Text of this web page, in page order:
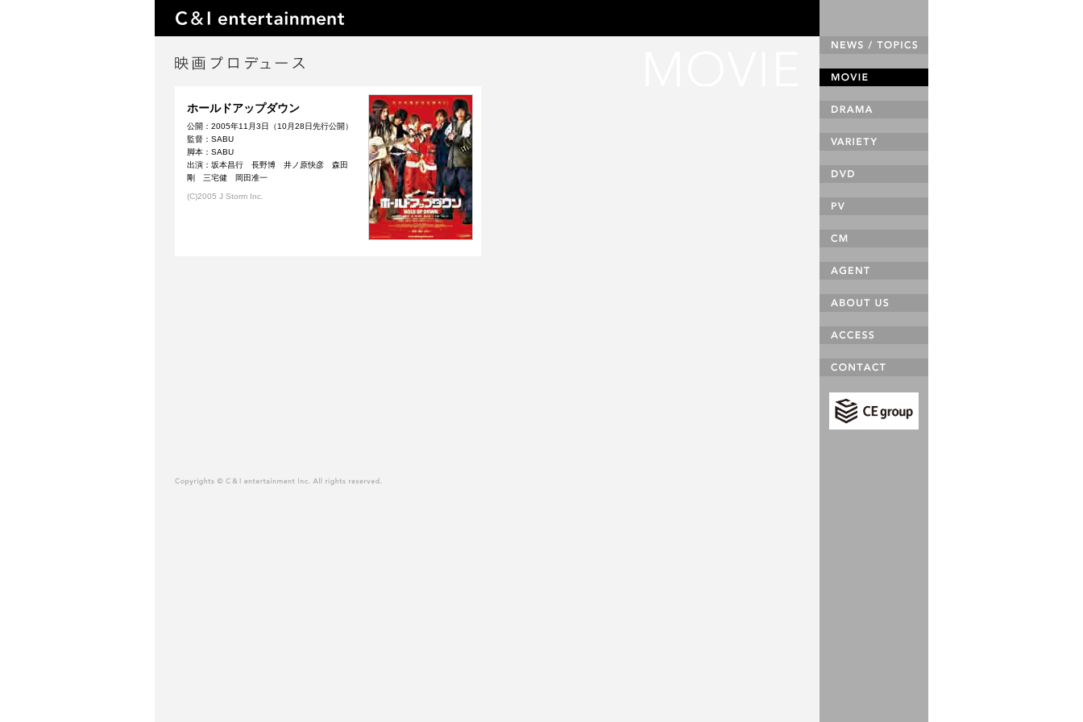
ホールドアップダウン
公開：2005年11月3日（10月28日先行公開）
監督：SABU
脚本：SABU
出演：坂本昌行 長野博 井ノ原快彦 森田
剛 三宅健 岡田准一
(C)2005 J Storm Inc.